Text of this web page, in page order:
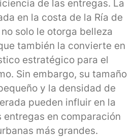
de las entregas. La
en la costa de la Ría de
solo le otorga belleza
también la convierte en
estratégico para el
Sin embargo, su tamaño
y la densidad de
pueden influir en la
entregas en comparación
más grandes.